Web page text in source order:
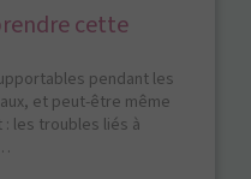
cette
pendant les
et peut-être même
les troubles liés à